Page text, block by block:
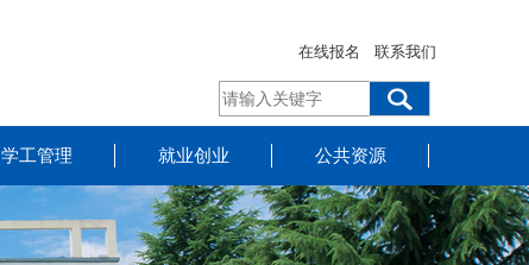
在线报名 联系我们
学工管理 就业创业 公共资源